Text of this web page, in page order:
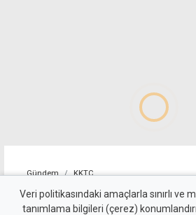
Gündem KKTC
Girne-Çamlıbel
Veri politikasındaki amaçlarla sınırlı ve
tanımlama bilgileri (çerez)